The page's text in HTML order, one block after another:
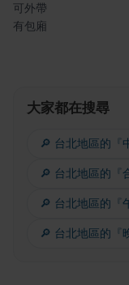
可外帶
有包廂
大家都在搜尋
🔎 台北地區的『
🔎 台北地區的『
🔎 台北地區的『
🔎 台北地區的『